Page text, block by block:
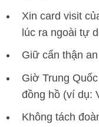
Xin card visit
lúc ra ngoài tự
Giữ cẩn thận
Giờ Trung
đồng hồ (ví dụ:
Không tách